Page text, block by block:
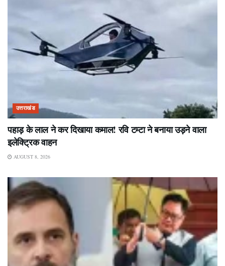
उत्तराखंड
पहाड़ के लाल ने कर दिखाया कमाल! रवि टम्टा ने बनाया उड़ने वाला
इलेक्ट्रिक वाहन
AUGUST 8, 2026